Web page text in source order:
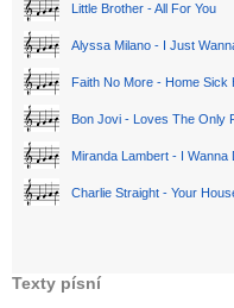
Little Brother - All For You
Alyssa Milano - I Just
Faith No More - Home Sick
Bon Jovi - Loves The Only
Miranda Lambert - I Wanna
Charlie Straight - Your
Texty písní